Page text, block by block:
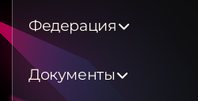
Федерация
Документы